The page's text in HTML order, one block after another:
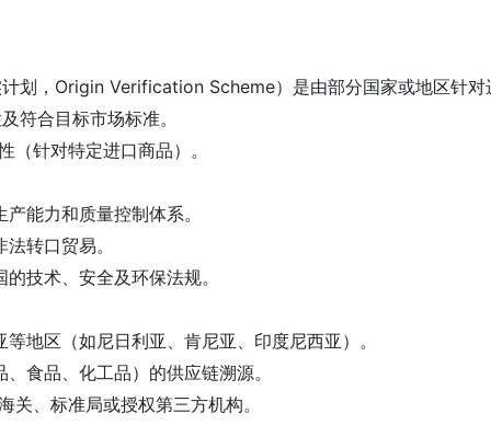
划，Origin Verification Scheme）是由部分国家或地区针
符合目标市场标准。
（针对特定进口商品）。
能力和质量控制体系。
转口贸易。
技术、安全及环保法规。
地区（如尼日利亚、肯尼亚、印度尼西亚）。
食品、化工品）的供应链溯源。
关、标准局或授权第三方机构。